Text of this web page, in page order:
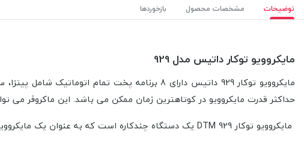
توضیحات مشخصات محصول بازخوردها
مایکروویو توکار داتیس مدل 929
حداکثر قدرت مایکروویو در کوتاهترین زمان ممکن می باشد. این ماکروفر می
مایکروویو توکار DTM 929 یک دستگاه چندکاره است که به عنوان یک مایکروویو و فر توکار عمل می‌کند. این نوع مایکروویو معمولاً دارای ویژگی‌هایی مانند: